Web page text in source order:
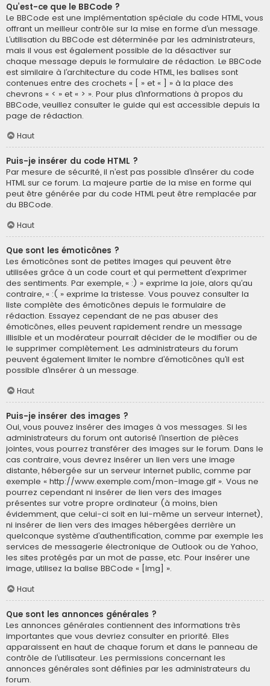
Qu’est-ce que le BBCode ?
Le BBCode est une implémentation spéciale du code HTML, vous
offrant un meilleur contrôle sur la mise en forme d’un message.
L’utilisation du BBCode est déterminée par les administrateurs,
mais il vous est également possible de la désactiver sur
chaque message depuis le formulaire de rédaction. Le BBCode
est similaire à l’architecture du code HTML, les balises sont
contenues entre des crochets « [ » et « ] » à la place des
chevrons « < » et « > ». Pour plus d’informations à propos du
BBCode, veuillez consulter le guide qui est accessible depuis la
page de rédaction.
Haut
Puis-je insérer du code HTML ?
Par mesure de sécurité, il n’est pas possible d’insérer du code
HTML sur ce forum. La majeure partie de la mise en forme qui
peut être générée par du code HTML peut être remplacée par
du BBCode.
Haut
Que sont les émoticônes ?
Les émoticônes sont de petites images qui peuvent être
utilisées grâce à un code court et qui permettent d’exprimer
des sentiments. Par exemple, « :) » exprime la joie, alors qu’au
contraire, « :( » exprime la tristesse. Vous pouvez consulter la
liste complète des émoticônes depuis le formulaire de
rédaction. Essayez cependant de ne pas abuser des
émoticônes, elles peuvent rapidement rendre un message
illisible et un modérateur pourrait décider de le modifier ou de
le supprimer complètement. Les administrateurs du forum
peuvent également limiter le nombre d’émoticônes qu’il est
possible d’insérer à un message.
Haut
Puis-je insérer des images ?
Oui, vous pouvez insérer des images à vos messages. Si les
administrateurs du forum ont autorisé l’insertion de pièces
jointes, vous pourrez transférer des images sur le forum. Dans le
cas contraire, vous devrez insérer un lien vers une image
distante, hébergée sur un serveur internet public, comme par
exemple « http://www.exemple.com/mon-image.gif ». Vous ne
pourrez cependant ni insérer de lien vers des images
présentes sur votre propre ordinateur (à moins, bien
évidemment, que celui-ci soit en lui-même un serveur internet),
ni insérer de lien vers des images hébergées derrière un
quelconque système d’authentification, comme par exemple les
services de messagerie électronique de Outlook ou de Yahoo,
les sites protégés par un mot de passe, etc. Pour insérer une
image, utilisez la balise BBCode « [img] ».
Haut
Que sont les annonces générales ?
Les annonces générales contiennent des informations très
importantes que vous devriez consulter en priorité. Elles
apparaissent en haut de chaque forum et dans le panneau de
contrôle de l’utilisateur. Les permissions concernant les
annonces générales sont définies par les administrateurs du
forum.